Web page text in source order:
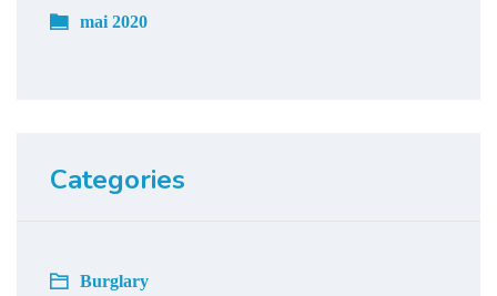
mai 2020
Categories
Burglary